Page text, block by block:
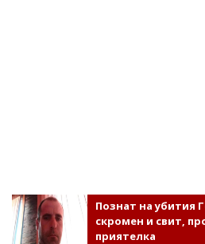
Познат на убития
скромен и свит,
приятелка